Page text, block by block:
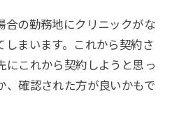
合の勤務地にクリニックがな
しまいます。これから契約さ
にこれから契約しようと思っ
、確認された方が良いかもで